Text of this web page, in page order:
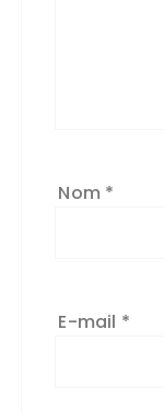
Nom *
E-mail *